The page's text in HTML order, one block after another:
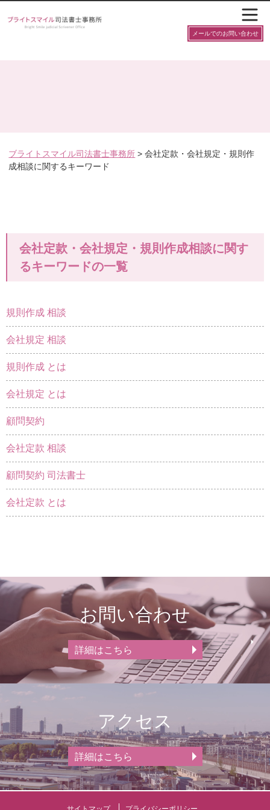
メールでのお問い合わせ
ブライトスマイル司法書士事務所 >会社定款・会社規定・規則作
成相談に関するキーワード
会社定款・会社規定・規則作成相談に関す
るキーワードの一覧
規則作成 相談
会社規定 相談
規則作成 とは
会社規定 とは
顧問契約
会社定款 相談
顧問契約 司法書士
会社定款 とは
お問い合わせ
詳細はこちら
アクセス
詳細はこちら